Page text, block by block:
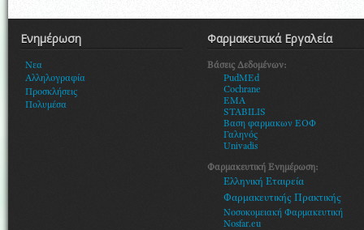
Ενημέρωση
Νεα
Αλληλογραφία
Προσκλήσεις
Πολυμέσα
Φαρμακευτικά Εργαλεία
Βάσεις Δεδομένων:
PudMEd
Cochrane
EMA
STABILIS
Βαση φαρμακων ΕΟΦ
Γαληνός
Univadis
Φαρμακευτική Ενημέρωση:
Ελληνική Εταιρεία
Φαρμακευτικής Πρακτικής
Νοσοκομειακή Φαρμακευτική
Nosfar.eu